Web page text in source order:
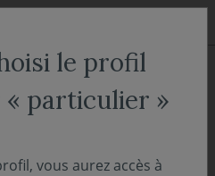
Nos forces vives
le profil
particulier »
vous aurez accès à